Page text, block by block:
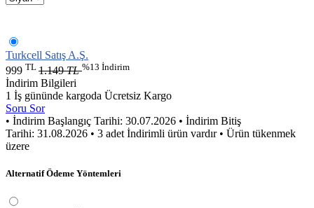
Turkcell Satış A.Ş.
999 TL 1.149TL%13 İndirim
İndirim Bilgileri
1 İş gününde kargoda Ücretsiz Kargo
Soru Sor
• İndirim Başlangıç Tarihi: 30.07.2026 • İndirim Bitiş
Tarihi: 31.08.2026 • 3 adet İndirimli ürün vardır • Ürün tükenmek
üzere
Alternatif Ödeme Yöntemleri